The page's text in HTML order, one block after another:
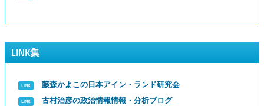
LINK集
藤森かよこの日本アイン・ランド研究会
古村治彦の政治情報情報・分析ブログ